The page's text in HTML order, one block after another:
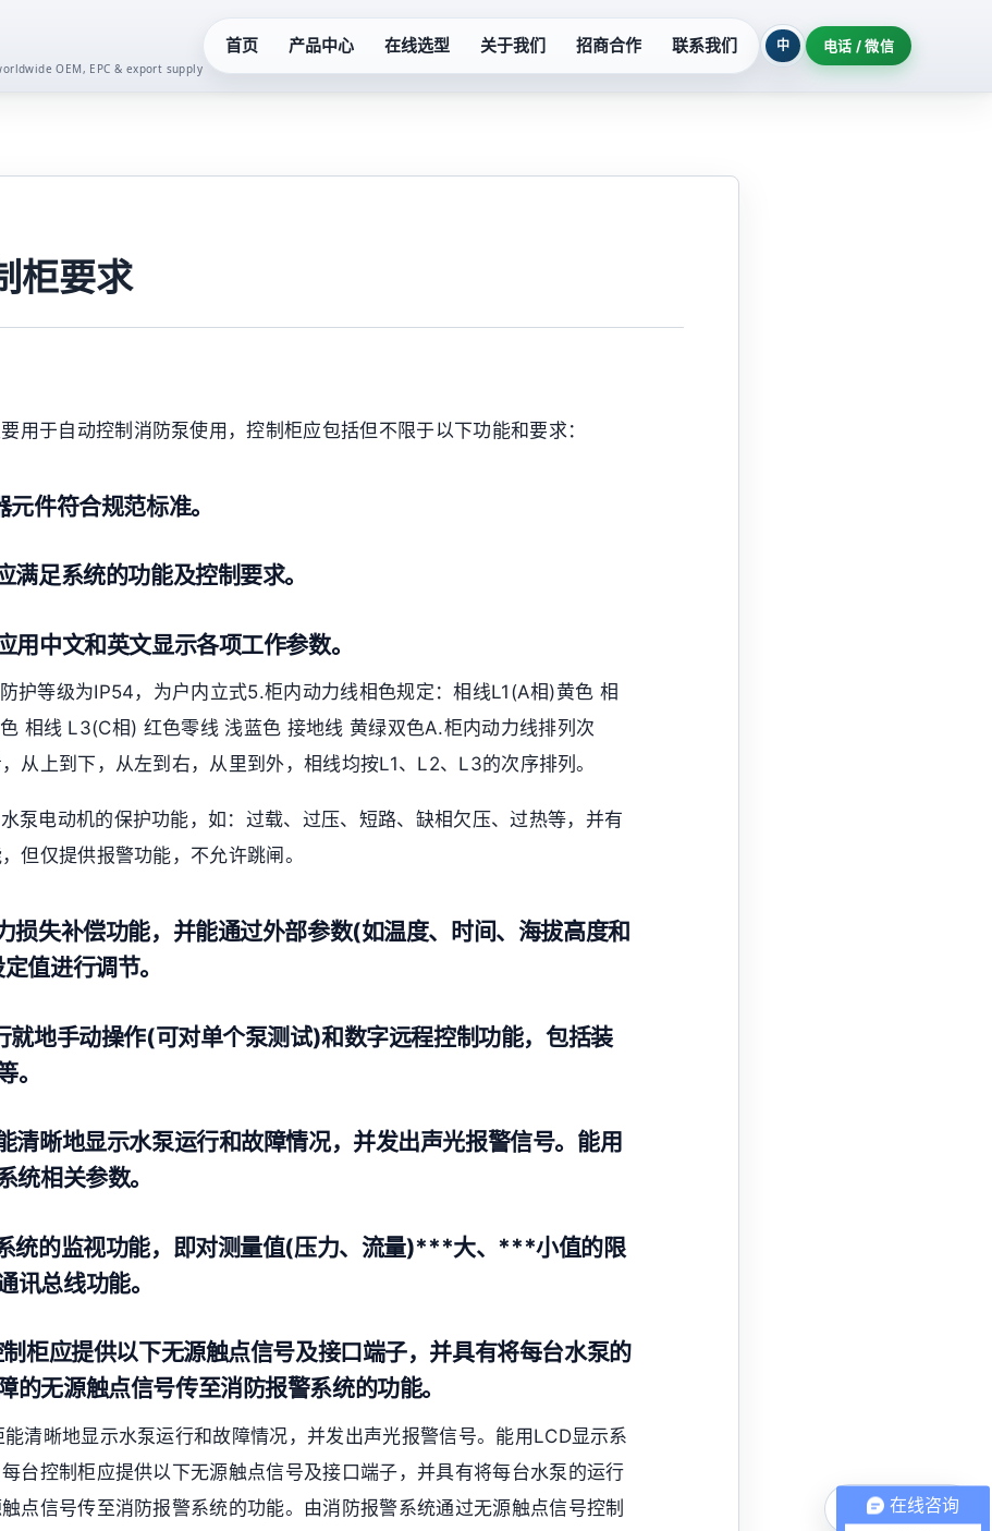
OEM, EPC & export supply
首页 产品中心
液下泵系列
潜水泵系列
齿轮油泵系列
一体化预制泵站
玻璃钢泵系列
在线选型 关于我们 招商合作 联系我们 中 电话 / 微信
柜要求
用于自动控制消防泵使用，控制柜应包括但不限于以下功能和要求：
元件符合规范标准。
满足系统的功能及控制要求。
用中文和英文显示各项工作参数。
护等级为IP54，为户内立式5.柜内动力线相色规定：相线L1(A相)黄色 相
相线 L3(C相) 红色零线 浅蓝色 接地线 黄绿双色A.柜内动力线排列次
从上到下，从左到右，从里到外，相线均按L1、L2、L3的次序排列。
泵电动机的保护功能，如：过载、过压、短路、缺相欠压、过热等，并有
但仅提供报警功能，不允许跳闸。
损失补偿功能，并能通过外部参数(如温度、时间、海拔高度和
值进行调节。
就地手动操作(可对单个泵测试)和数字远程控制功能，包括装
。
清晰地显示水泵运行和故障情况，并发出声光报警信号。能用
统相关参数。
统的监视功能，即对测量值(压力、流量)***大、***小值的限
讯总线功能。
柜应提供以下无源触点信号及接口端子，并具有将每台水泵的
的无源触点信号传至消防报警系统的功能。
能清晰地显示水泵运行和故障情况，并发出声光报警信号。能用LCD显示系
台控制柜应提供以下无源触点信号及接口端子，并具有将每台水泵的运行
点信号传至消防报警系统的功能。由消防报警系统通过无源触点信号控制
电话咨询
在线咨询